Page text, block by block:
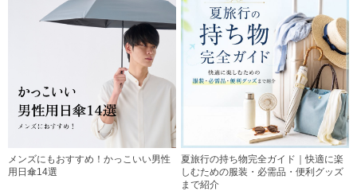
メンズにもおすすめ！かっこいい男性
用日傘14選
夏旅行の持ち物完全ガイド｜快適に楽
しむための服装・必需品・便利グッズ
まで紹介